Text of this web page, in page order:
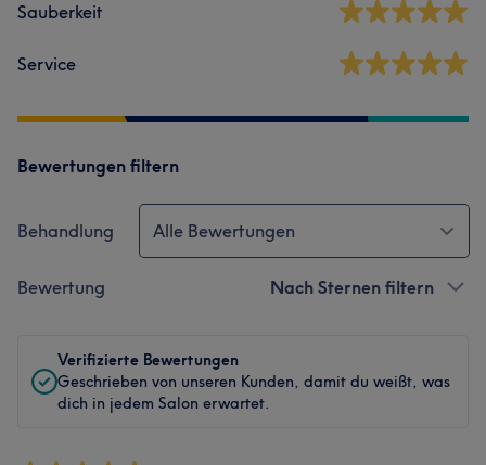
Sauberkeit
Service
Bewertungen filtern
Behandlung Alle Bewertungen
Bewertung Nach Sternen filtern
Verifizierte Bewertungen
Geschrieben von unseren Kunden, damit du weißt, was
dich in jedem Salon erwartet.